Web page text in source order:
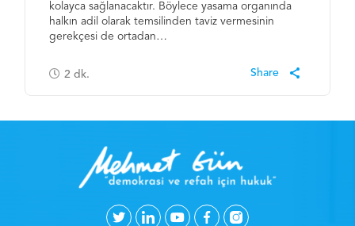
kolayca sağlanacaktır. Böylece yasama organında
halkın adil olarak temsilinden taviz vermesinin
gerekçesi de ortadan…
2 dk.